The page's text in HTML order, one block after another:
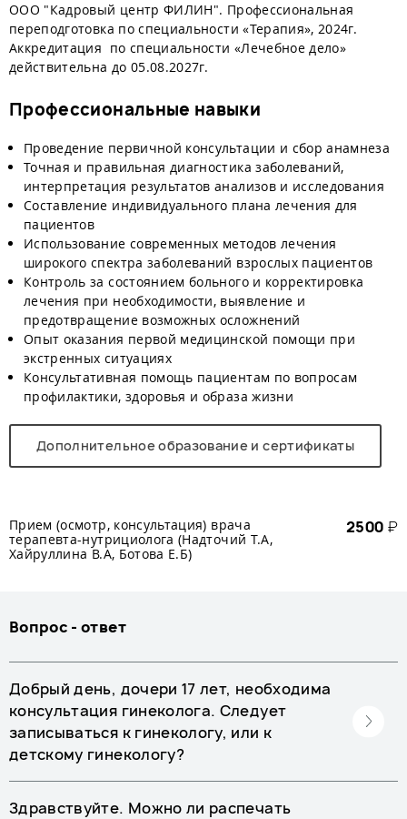
ООО "Кадровый центр ФИЛИН". Профессиональная
переподготовка по специальности «Терапия», 2024г.
Аккредитация по специальности «Лечебное дело»
действительна до 05.08.2027г.
Профессиональные навыки
Проведение первичной консультации и сбор анамнеза
Точная и правильная диагностика заболеваний,
интерпретация результатов анализов и исследования
Составление индивидуального плана лечения для
пациентов
Использование современных методов лечения
широкого спектра заболеваний взрослых пациентов
Контроль за состоянием больного и корректировка
лечения при необходимости, выявление и
предотвращение возможных осложнений
Опыт оказания первой медицинской помощи при
экстренных ситуациях
Консультативная помощь пациентам по вопросам
профилактики, здоровья и образа жизни
Дополнительное образование и сертификаты
Прием (осмотр, консультация) врача
терапевта-нутрициолога (Надточий Т.А,
Хайруллина В.А, Ботова Е.Б)
2500 ₽
Вопрос - ответ
Добрый день, дочери 17 лет, необходима
консультация гинеколога. Следует
записываться к гинекологу, или к
детскому гинекологу?
Здравствуйте. Можно ли распечать